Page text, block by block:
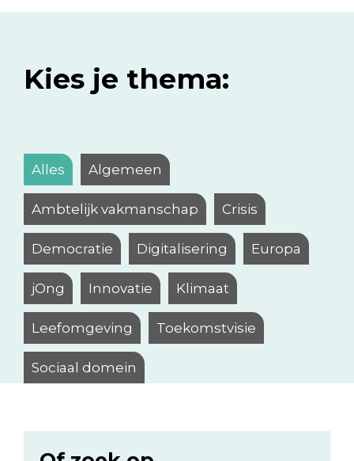
Kies je thema:
Alles Algemeen
Ambtelijk vakmanschap Crisis
Democratie Digitalisering Europa
jOng Innovatie Klimaat
Leefomgeving Toekomstvisie
Sociaal domein